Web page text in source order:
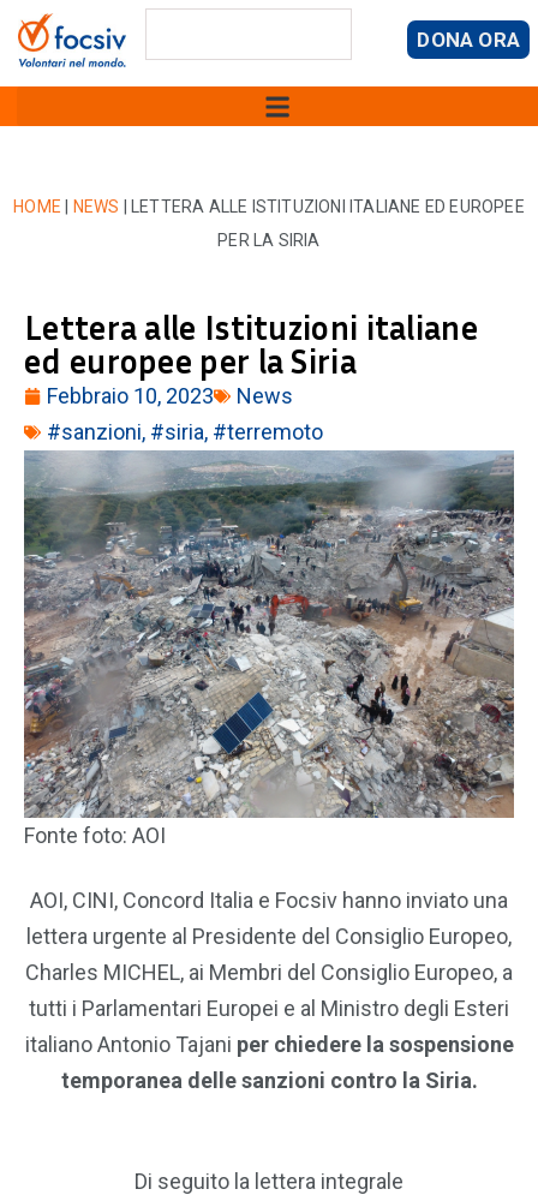
DONA ORA
HOME NEWS
LETTERA ALLE ISTITUZIONI ITALIANE ED EUROPEE
PER LA SIRIA
Lettera alle Istituzioni italiane
ed europee per la Siria
Febbraio 10, 2023
News
#sanzioni, #siria, #terremoto
Fonte foto: AOI
AOI, CINI, Concord Italia e Focsiv hanno inviato una
lettera urgente al Presidente del Consiglio Europeo,
Charles MICHEL, ai Membri del Consiglio Europeo, a
tutti i Parlamentari Europei e al Ministro degli Esteri
italiano Antonio Tajani per chiedere la sospensione
temporanea delle sanzioni contro la Siria.
Di seguito la lettera integrale